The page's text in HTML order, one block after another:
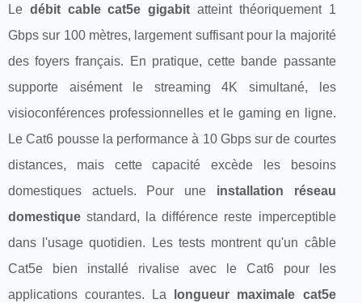
Le débit cable cat5e gigabit atteint théoriquement 1
Gbps sur 100 mètres, largement suffisant pour la majorité
des foyers français. En pratique, cette bande passante
supporte aisément le streaming 4K simultané, les
visioconférences professionnelles et le gaming en ligne.
Le Cat6 pousse la performance à 10 Gbps sur de courtes
distances, mais cette capacité excède les besoins
domestiques actuels. Pour une installation réseau
domestique standard, la différence reste imperceptible
dans l'usage quotidien. Les tests montrent qu'un câble
Cat5e bien installé rivalise avec le Cat6 pour les
applications courantes. La
longueur maximale cat5e